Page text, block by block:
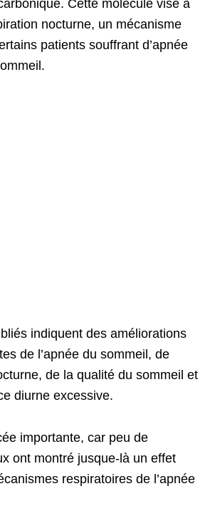
Cette molécule vise à
nocturne, un mécanisme
patients souffrant d’apnée
indiquent des améliorations
de l’apnée du sommeil, de
de la qualité du sommeil et
diurne excessive.
importante, car peu de
ont montré jusque-là un effet
respiratoires de l’apnée